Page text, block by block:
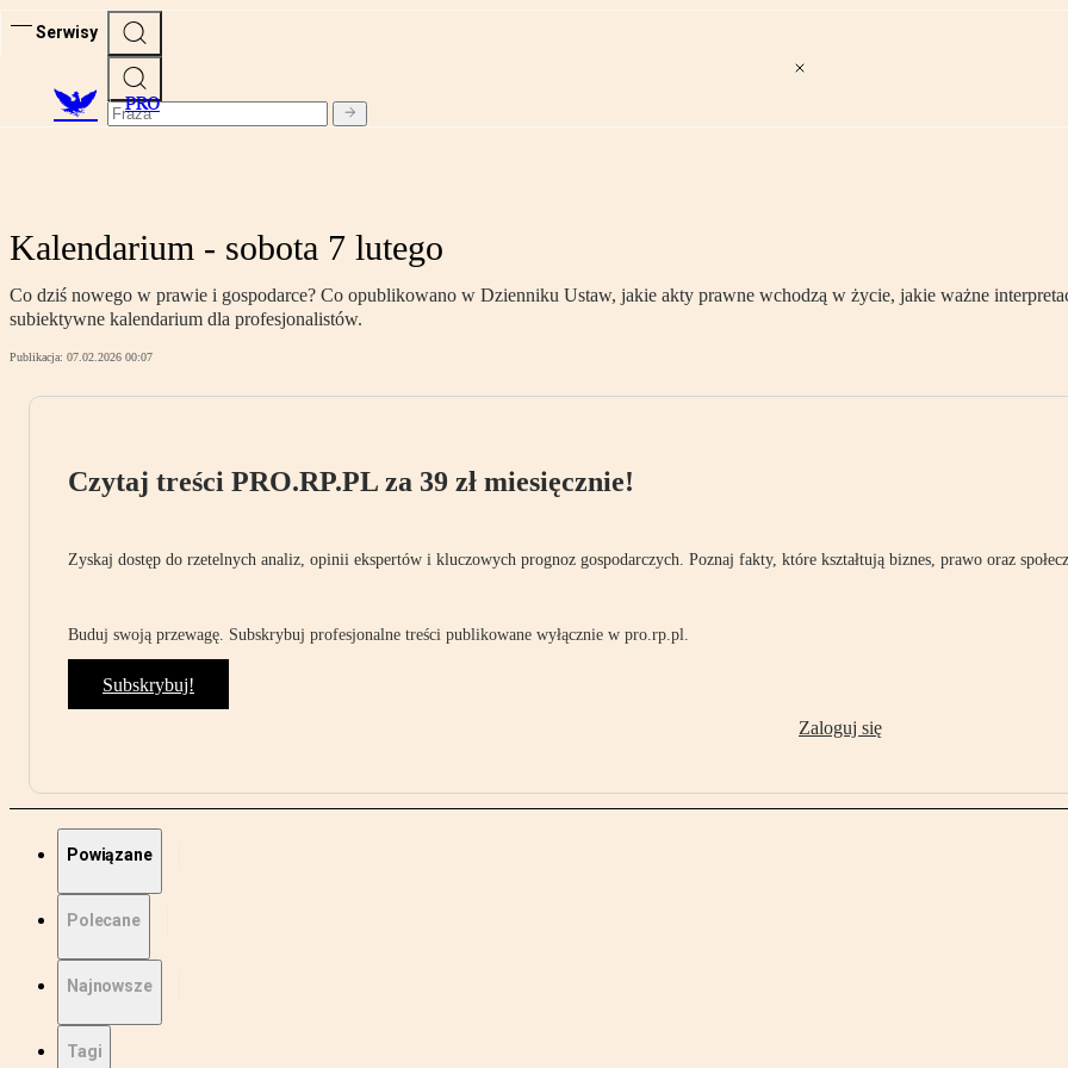
Serwisy
PRO
Kalendarium - sobota 7 lutego
Co dziś nowego w prawie i gospodarce? Co opublikowano w Dzienniku Ustaw, jakie akty prawne wchodzą w życie, jakie ważne
subiektywne kalendarium dla profesjonalistów.
Publikacja: 07.02.2026 00:07
Czytaj treści PRO.RP.PL za 39 zł miesięcznie!
Zyskaj dostęp do rzetelnych analiz, opinii ekspertów i kluczowych prognoz gospodarczych. Poznaj fakty, które kształtują biznes, prawo oraz
Buduj swoją przewagę. Subskrybuj profesjonalne treści publikowane wyłącznie w pro.rp.pl.
Subskrybuj!
Zaloguj się
Powiązane
Polecane
Najnowsze
Tagi